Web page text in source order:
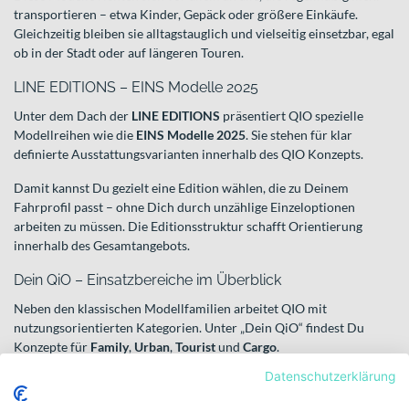
transportieren – etwa Kinder, Gepäck oder größere Einkäufe.
Gleichzeitig bleiben sie alltagstauglich und vielseitig einsetzbar, egal
ob in der Stadt oder auf längeren Touren.
LINE EDITIONS – EINS Modelle 2025
Unter dem Dach der LINE EDITIONS präsentiert QIO spezielle
Modellreihen wie die EINS Modelle 2025. Sie stehen für klar
definierte Ausstattungsvarianten innerhalb des QIO Konzepts.
Damit kannst Du gezielt eine Edition wählen, die zu Deinem
Fahrprofil passt – ohne Dich durch unzählige Einzeloptionen
arbeiten zu müssen. Die Editionsstruktur schafft Orientierung
innerhalb des Gesamtangebots.
Dein QiO – Einsatzbereiche im Überblick
Neben den klassischen Modellfamilien arbeitet QIO mit
nutzungsorientierten Kategorien. Unter „Dein QiO“ findest Du
Konzepte für Family, Urban,Touristund Cargo.
fokussiert sich auf Lösungen für den Alltag mit Kindern.
Datenschutzerklärung